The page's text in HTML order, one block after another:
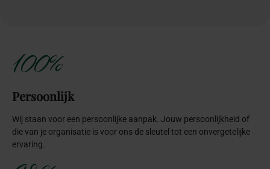
100%
Persoonlijk
Wij staan voor een persoonlijke aanpak. Jouw persoonlijkheid of
die van je organisatie is voor ons de sleutel tot een onvergetelijke
ervaring.